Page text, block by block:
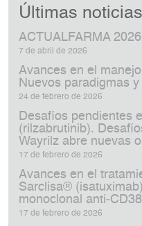
Últimas noticias
ACTUALFARMA 2026
7 de abril de 2026
Avances en el
Nuevos paradigmas
24 de febrero de 2026
Desafíos pendientes
(rilzabrutinib).
Wayrilz abre nuevas
17 de febrero de 2026
Avances en el
Sarclisa®
monoclonal anti‑CD38
17 de febrero de 2026